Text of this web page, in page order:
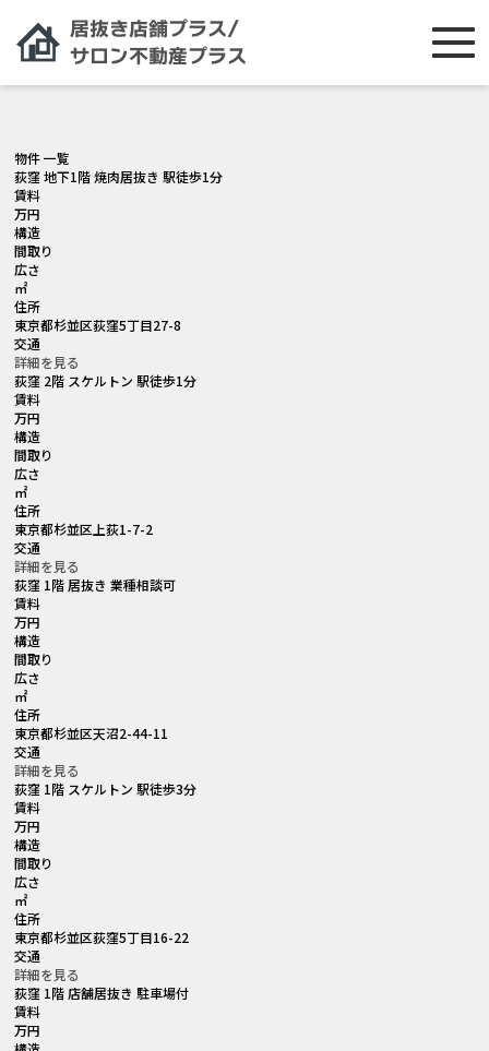
物件 一覧
荻窪 地下1階 焼肉居抜き 駅徒歩1分
賃料
万円
構造
間取り
広さ
㎡
住所
東京都杉並区荻窪5丁目27-8
交通
詳細を見る
荻窪 2階 スケルトン 駅徒歩1分
賃料
万円
構造
間取り
広さ
㎡
住所
東京都杉並区上荻1-7-2
交通
詳細を見る
荻窪 1階 居抜き 業種相談可
賃料
万円
構造
間取り
広さ
㎡
住所
東京都杉並区天沼2-44-11
交通
詳細を見る
荻窪 1階 スケルトン 駅徒歩3分
賃料
万円
構造
間取り
広さ
㎡
住所
東京都杉並区荻窪5丁目16-22
交通
詳細を見る
荻窪 1階 店舗居抜き 駐車場付
賃料
万円